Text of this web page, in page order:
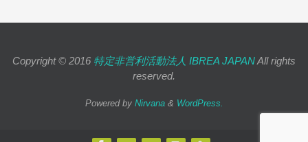
Copyright © 2016 特定非営利活動法人 IBREA JAPANAll rights
reserved.
Powered by Nirvana& WordPress.